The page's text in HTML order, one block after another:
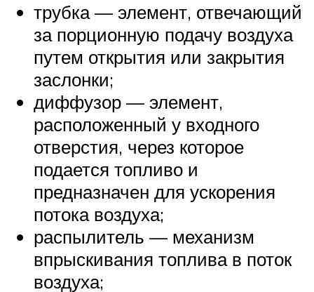
трубка — элемент, отвечающий
за порционную подачу воздуха
путем открытия или закрытия
заслонки;
диффузор — элемент,
расположенный у входного
отверстия, через которое
подается топливо и
предназначен для ускорения
потока воздуха;
распылитель — механизм
впрыскивания топлива в поток
воздуха;